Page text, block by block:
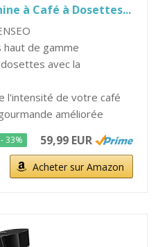
à Café à Dosettes...
de gamme
avec la
l'intensité de votre café
améliorée
- 33% 59,99 EUR
Acheter sur Amazon